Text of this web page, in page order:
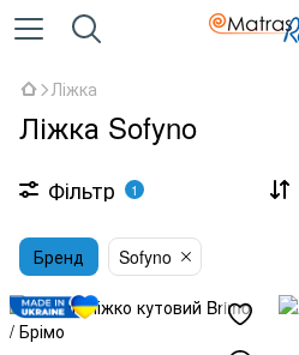
Ліжка
Ліжка Sofyno
Фільтр 1
Бренд Sofyno